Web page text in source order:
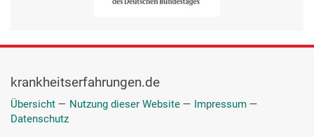
krankheitserfahrungen.de
Übersicht — Nutzung dieser Website — Impressum —
Datenschutz